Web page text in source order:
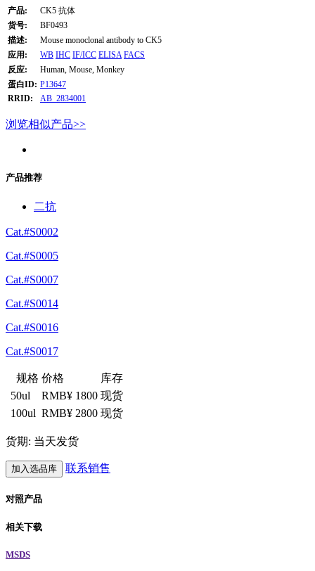
产品:
CK5 抗体
货号:
BF0493
描述:
Mouse monoclonal antibody to CK5
应用:
WB IHC IF/ICC ELISA FACS
反应:
Human, Mouse, Monkey
蛋白ID: P13647
RRID:
AB_2834001
浏览相似产品>>
产品推荐
二抗
Cat.#S0002
Cat.#S0005
Cat.#S0007
Cat.#S0014
Cat.#S0016
Cat.#S0017
规格 价格
库存
50ul
RMB¥ 1800 现货
100ul RMB¥ 2800 现货
货期: 当天发货
加入选品库 联系销售
对照产品
相关下载
MSDS